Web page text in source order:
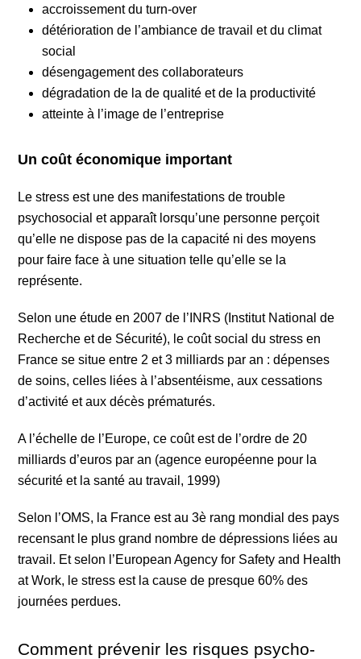
accroissement du turn-over
détérioration de l’ambiance de travail et du climat
social
désengagement des collaborateurs
dégradation de la de qualité et de la productivité
atteinte à l’image de l’entreprise
Un coût économique important
Le stress est une des manifestations de trouble
psychosocial et apparaît lorsqu’une personne perçoit
qu’elle ne dispose pas de la capacité ni des moyens
pour faire face à une situation telle qu’elle se la
représente.
Selon une étude en 2007 de l’INRS (Institut National de
Recherche et de Sécurité), le coût social du stress en
France se situe entre 2 et 3 milliards par an : dépenses
de soins, celles liées à l’absentéisme, aux cessations
d’activité et aux décès prématurés.
A l’échelle de l’Europe, ce coût est de l’ordre de 20
milliards d’euros par an (agence européenne pour la
sécurité et la santé au travail, 1999)
Selon l’OMS, la France est au 3è rang mondial des pays
recensant le plus grand nombre de dépressions liées au
travail. Et selon l’European Agency for Safety and Health
at Work, le stress est la cause de presque 60% des
journées perdues.
Comment prévenir les risques psycho-